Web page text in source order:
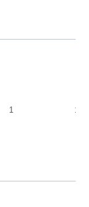
1